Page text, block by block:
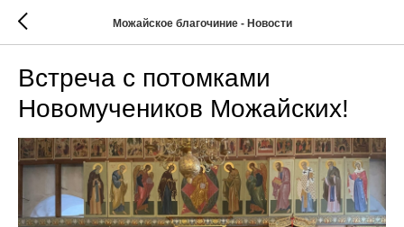
Можайское благочиние - Новости
Встреча с потомками
Новомучеников Можайских!